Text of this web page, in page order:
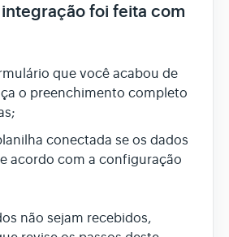
foi feita com
que você acabou de
o preenchimento completo
conectada se os dados
acordo com a configuração
não sejam recebidos,